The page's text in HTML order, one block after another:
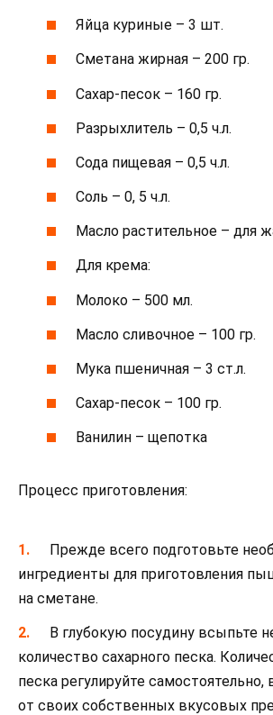
Яйца куриные – 3 шт.
Сметана жирная – 200 гр.
Сахар-песок – 160 гр.
Разрыхлитель – 0,5 ч.л.
Сода пищевая – 0,5 ч.л.
Соль – 0, 5 ч.л.
Масло растительное – для
Для крема:
Молоко – 500 мл.
Масло сливочное – 100 гр.
Мука пшеничная – 3 ст.л.
Сахар-песок – 100 гр.
Ванилин – щепотка
Процесс приготовления:
Прежде всего подготовьте
ингредиенты для приготовления
на сметане.
В глубокую посудину всыпьте
количество сахарного песка.
песка регулируйте
от своих собственных вкусовых